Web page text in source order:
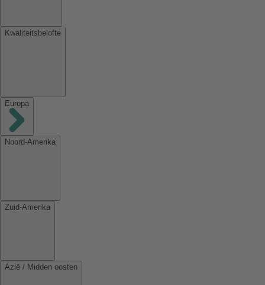
Kwaliteitsbelofte
Europa
Noord-Amerika
Zuid-Amerika
Azië / Midden oosten